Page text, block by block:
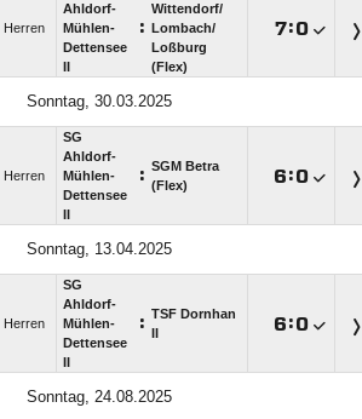
Herren
Ahldorf-
Mühlen-
Dettensee
:
Wittendorf/​
Lombach/​
Loßburg
(Flex)
:
Sonntag, 30.03.2025
Herren
SG
Ahldorf-
Mühlen-
Dettensee
: SGM Betra
(Flex)
:
Sonntag, 13.04.2025
Herren
SG
Ahldorf-
Mühlen-
Dettensee
: TSF Dornhan
:
Sonntag, 24.08.2025